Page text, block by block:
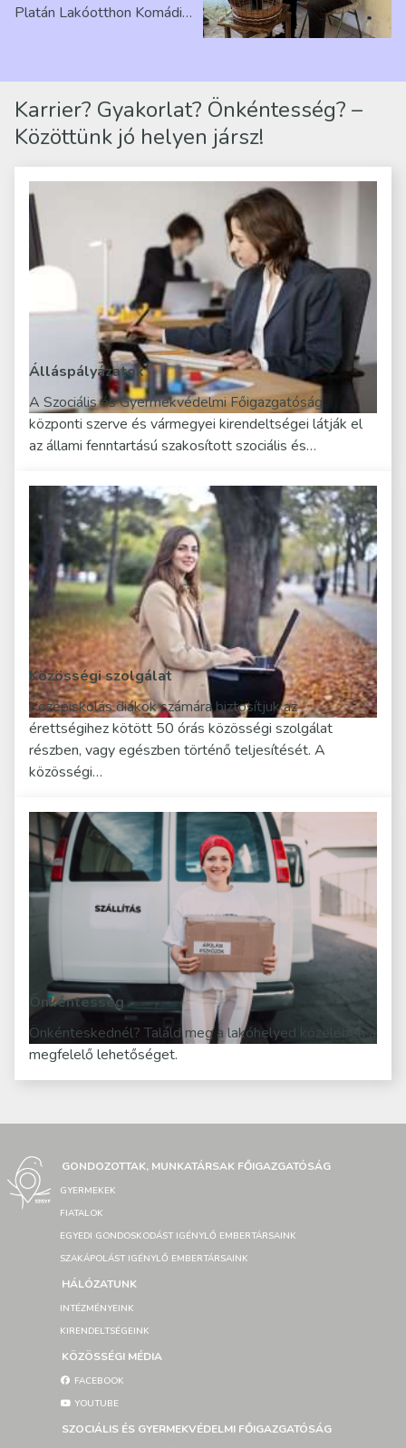
Platán Lakóotthon Komádi
Karrier? Gyakorlat? Önkéntesség? –
Közöttünk jó helyen jársz!
Álláspályázatok
A Szociális és Gyermekvédelmi Főigazgatóság
központi szerve és vármegyei kirendeltségei látják el
az állami fenntartású szakosított szociális és…
Közösségi szolgálat
Középiskolás diákok számára biztosítjuk az
érettségihez kötött 50 órás közösségi szolgálat
részben, vagy egészben történő teljesítését. A
közösségi…
Önkéntesség
Önkénteskednél? Találd meg a lakóhelyed közelében a
megfelelő lehetőséget.
GONDOZOTTAK, MUNKATÁRSAK FŐIGAZGATÓSÁG
GYERMEKEK
FIATALOK
EGYEDI GONDOSKODÁST IGÉNYLŐ EMBERTÁRSAINK
SZAKÁPOLÁST IGÉNYLŐ EMBERTÁRSAINK
HÁLÓZATUNK
INTÉZMÉNYEINK
KIRENDELTSÉGEINK
KÖZÖSSÉGI MÉDIA
FACEBOOK
YOUTUBE
SZOCIÁLIS ÉS GYERMEKVÉDELMI FŐIGAZGATÓSÁG